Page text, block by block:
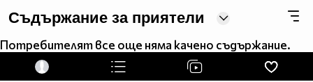
Съдържание за приятели
Потребителят все още няма качено съдържание.